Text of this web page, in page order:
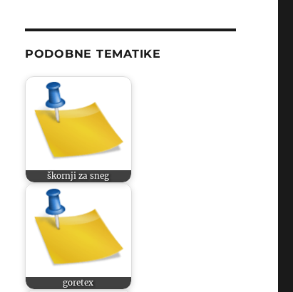
PODOBNE TEMATIKE
škornji za sneg
goretex